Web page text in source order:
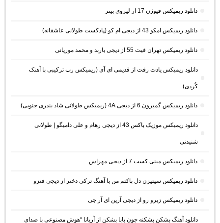
دانلود ریمیکس فیوژن 17 از لیروی بیتز
دانلود ریمیکس امکو 43 از دیجی ام کو (پادکست طولانی عاشقانه)
دانلود ریمیکس تهران فیت 55 از دیجی باربد و محمد موریانی
دانلود ریمیکس یادت رفت از قدیمی ای آی (ریمیکس رپ ترکیبی با آهنک
کُردی)
دانلود ریمیکس گمبرون 6 از دیجی 4A (ریمیکس طولانی شاد بندری جنوبی)
دانلود ریمیکس موزیک باکس 43 از دیجی رهام و علی دامیگو | طولانی
شنیدنی
دانلود ریمیکس مینی کست 7 از دیجی مهراس
دانلود ریمیکس سیتیزن دل پاکتم من با آهنگ ترکی دختر از دیجی فنزو
دانلود ریمیکس زیرو رو از دیجی آرین ای آر جی
دانلود آهنگ بشکن بشکنه جون بابا بشکن از آریانا “هوش مصنوعی با صدای